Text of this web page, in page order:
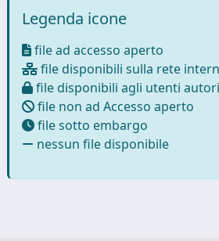
Legenda icone
file ad accesso aperto
file disponibili sulla rete
file disponibili agli utenti
file non ad Accesso aperto
file sotto embargo
nessun file disponibile